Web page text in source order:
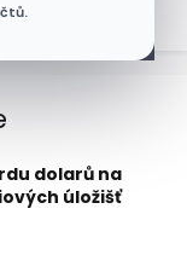
dolarů na
úložišť